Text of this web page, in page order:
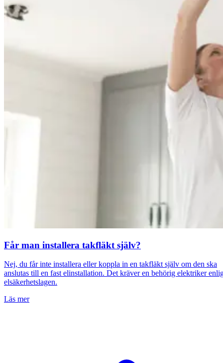
Får man installera takfläkt själv?
Nej, du får inte installera eller koppla in en takfläkt själv om den ska
anslutas till en fast elinstallation. Det kräver en behörig elektriker
elsäkerhetslagen.
Läs mer